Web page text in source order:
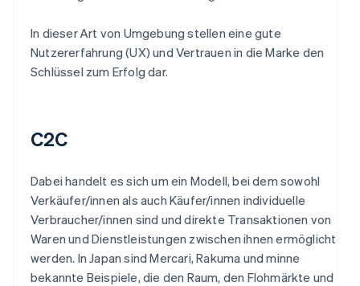
In dieser Art von Umgebung stellen eine gute
Nutzererfahrung (UX) und Vertrauen in die Marke den
Schlüssel zum Erfolg dar.
C2C
Dabei handelt es sich um ein Modell, bei dem sowohl
Verkäufer/innen als auch Käufer/innen individuelle
Verbraucher/innen sind und direkte Transaktionen von
Waren und Dienstleistungen zwischen ihnen ermöglicht
werden. In Japan sind Mercari, Rakuma und minne
bekannte Beispiele, die den Raum, den Flohmärkte und